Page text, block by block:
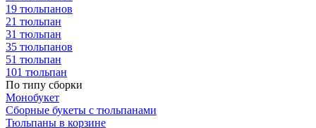
19 тюльпанов
21 тюльпан
31 тюльпан
35 тюльпанов
51 тюльпан
101 тюльпан
По типу сборки
Монобукет
Сборные букеты с тюльпанами
Тюльпаны в корзине